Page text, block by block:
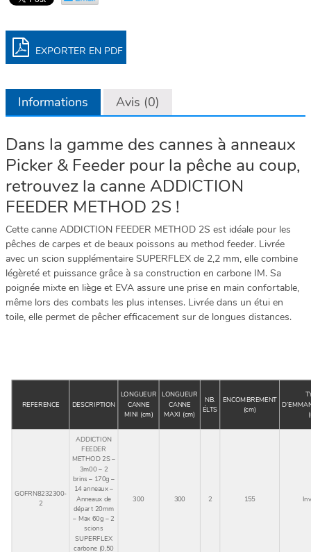
EXPORTER EN PDF
Informations Avis (0)
Dans la gamme des cannes à anneaux
Picker & Feeder pour la pêche au coup,
retrouvez la canne ADDICTION
FEEDER METHOD 2S !
Cette canne ADDICTION FEEDER METHOD 2S est idéale pour les
pêches de carpes et de beaux poissons au method feeder. Livrée
avec un scion supplémentaire SUPERFLEX de 2,2 mm, elle combine
légèreté et puissance grâce à sa construction en carbone IM. Sa
poignée mixte en liège et EVA assure une prise en main confortable,
même lors des combats les plus intenses. Livrée dans un étui en
toile, elle permet de pêcher efficacement sur de longues distances.
REFERENCE DESCRIPTION
LONGUEUR
CANNE
MINI (cm)
LONGUEUR
CANNE
MAXI (cm)
NB.
ÉLTS
ENCOMBREMENT
(cm)
GOFRN8232300-
2
ADDICTION
FEEDER
METHOD 2S –
3m00 – 2
brins – 170g –
14 anneaux –
Anneaux de
départ 20mm
– Max 60g – 2
scions
SUPERFLEX
carbone (0,50
300 300 2 155